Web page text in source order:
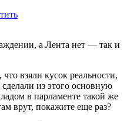
а Лента нет — так и
взяли кусок реальности,
из этого основную
в парламенте такой же
врут, покажите еще раз?